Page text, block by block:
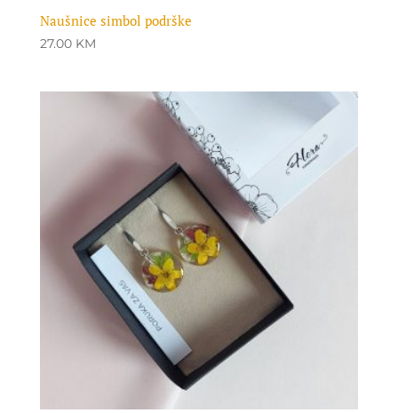
Naušnice simbol podrške
27.00 KM